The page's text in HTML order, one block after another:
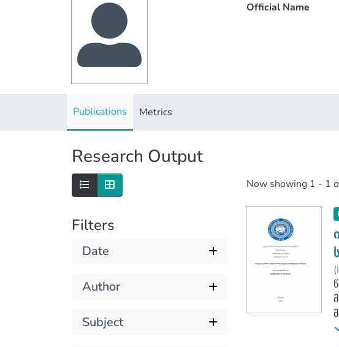
Official Name
Publications Metrics
Research Output
Filters
Date
Author
Subject
Now showing 1 - 1
(